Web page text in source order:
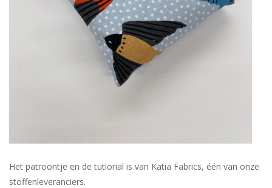
Het patroontje en de tutiorial is van Katia Fabrics, één van onze
stoffenleveranciers.